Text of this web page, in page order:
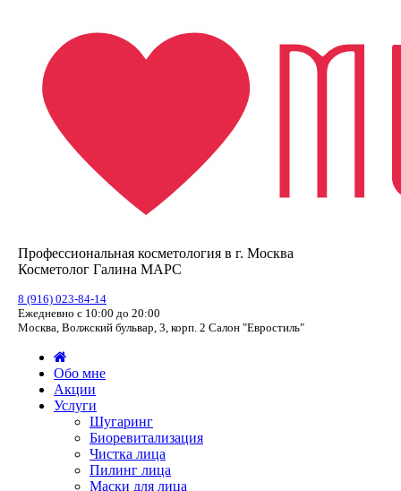
Профессиональная косметология в г. Москва
Косметолог Галина МАРС
8 (916) 023-84-14
Ежедневно с 10:00 до 20:00
Москва, Волжский бульвар, 3, корп. 2 Салон "Евростиль"
Обо мне
Акции
Услуги
Шугаринг
Биоревитализация
Чистка лица
Пилинг лица
Маски для лица